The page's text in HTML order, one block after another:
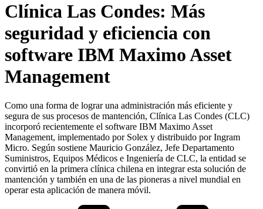
Clínica Las Condes: Más
seguridad y eficiencia con
software IBM Maximo Asset
Management
Como una forma de lograr una administración más eficiente y
segura de sus procesos de mantención, Clínica Las Condes (CLC)
incorporó recientemente el software IBM Maximo Asset
Management, implementado por Solex y distribuido por Ingram
Micro. Según sostiene Mauricio González, Jefe Departamento
Suministros, Equipos Médicos e Ingeniería de CLC, la entidad se
convirtió en la primera clínica chilena en integrar esta solución de
mantención y también en una de las pioneras a nivel mundial en
operar esta aplicación de manera móvil.